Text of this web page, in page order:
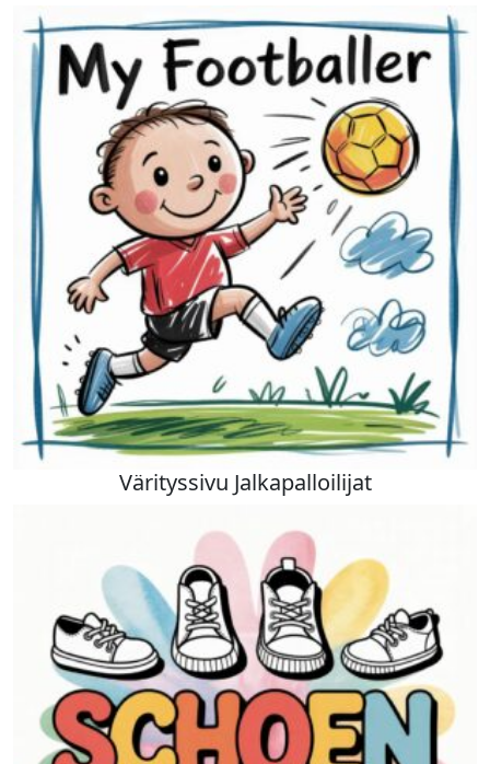
Värityssivu Jalkapalloilijat